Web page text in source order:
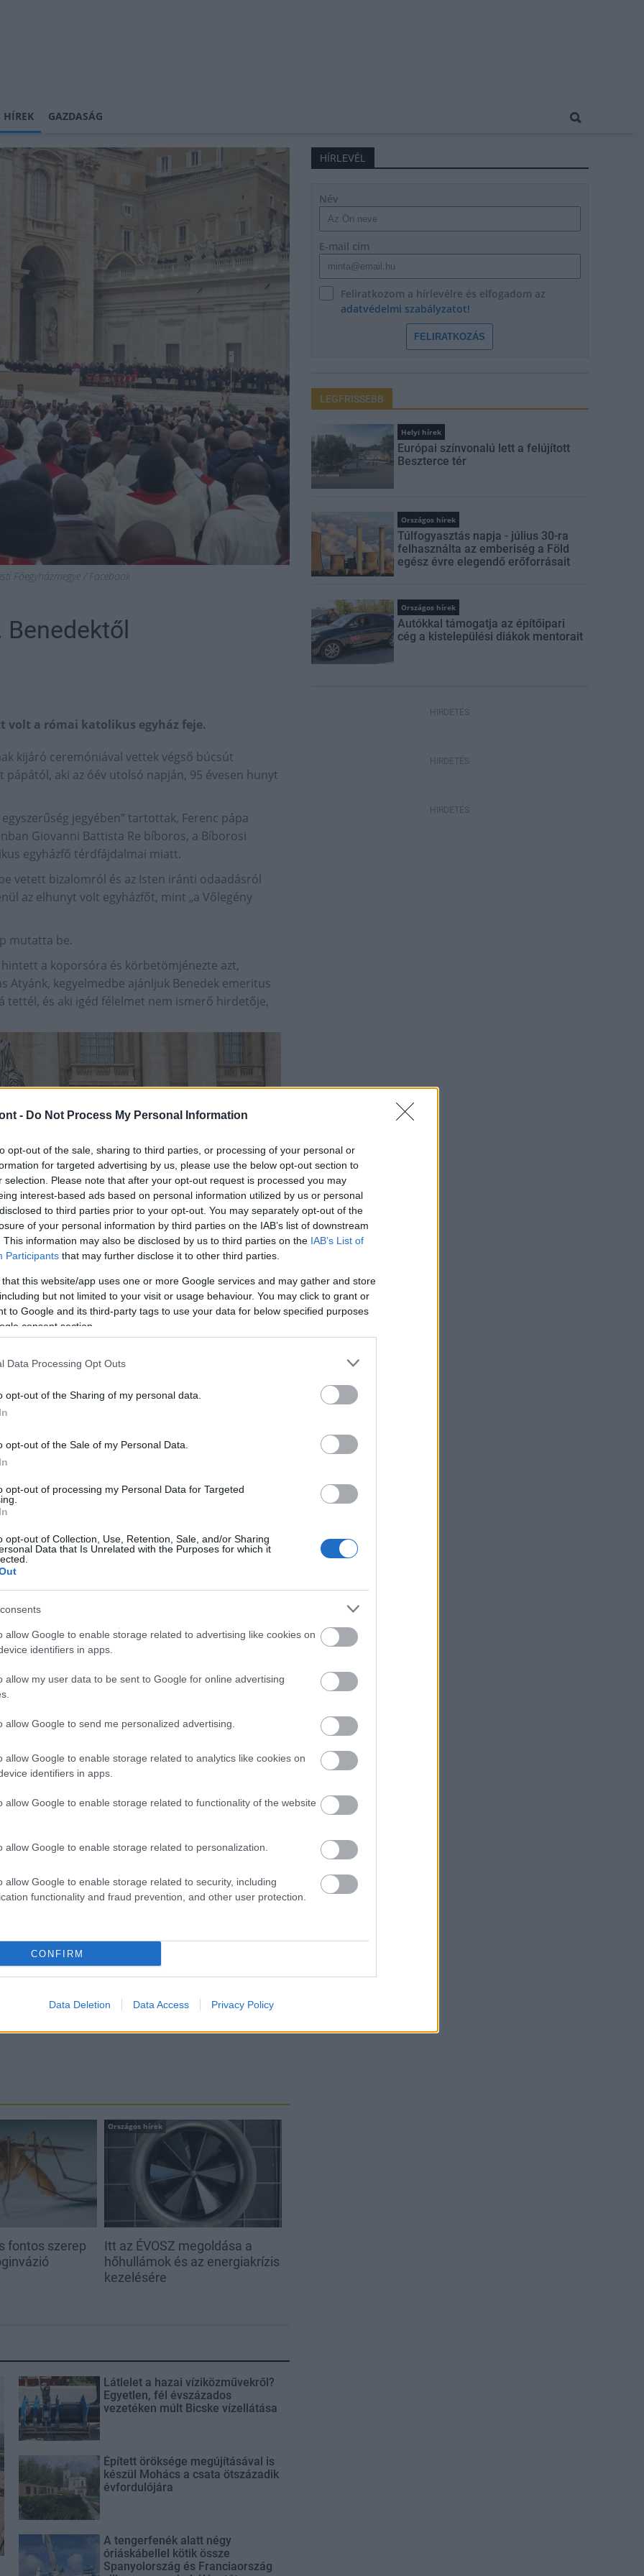
- Do Not Process My Personal Information
opt-out of the sale, sharing to third parties, or processing of your personal or
for targeted advertising by us, please use the below opt-out section to
selection. Please note that after your opt-out request is processed you may
interest-based ads based on personal information utilized by us or personal
to third parties prior to your opt-out. You may separately opt-out of the
of your personal information by third parties on the IAB’s list of downstream
This information may also be disclosed by us to third parties on the IAB’s List of
Participants that may further disclose it to other third parties.
that this website/app uses one or more Google services and may gather and store
but not limited to your visit or usage behaviour. You may click to grant or
to Google and its third-party tags to use your data for below specified purposes
consent section.
Data Processing Opt Outs
opt-out of the Sharing of my personal data.
opt-out of the Sale of my Personal Data.
opt-out of processing my Personal Data for Targeted
opt-out of Collection, Use, Retention, Sale, and/or Sharing
Data that Is Unrelated with the Purposes for which it
allow Google to enable storage related to advertising like cookies on
identifiers in apps.
allow my user data to be sent to Google for online advertising
allow Google to send me personalized advertising.
allow Google to enable storage related to analytics like cookies on
identifiers in apps.
allow Google to enable storage related to functionality of the website
allow Google to enable storage related to personalization.
allow Google to enable storage related to security, including
functionality and fraud prevention, and other user protection.
CONFIRM
Data Deletion Data Access Privacy Policy
HÍREK GAZDASÁG
Főegyházmegye / Facebook
Benedektől
volt a római katolikus egyház feje.
kijáró ceremóniával vettek végső búcsút
aki az óév utolsó napján, 95 évesen hunyt
jegyében” tartottak, Ferenc pápa
Giovanni Battista Re bíboros, a Bíborosi
egyházfő térdfájdalmai miatt.
vetett bizalomról és az Isten iránti odaadásról
az elhunyt volt egyházfőt, mint „a Vőlegény
mutatta be.
a koporsóra és körbetömjénezte azt,
Atyánk, kegyelmedbe ajánljuk Benedek emeritus
tettél, és aki igéd félelmet nem ismerő hirdetője,
Főegyházmegye / Facebook
koporsóvivő visszavitte XVI. Benedeket a Szent
elzárt ceremónián helyezzék végső nyugalomra a
pápa megáldotta, kezével megérintette és
érsek, aki évtizedek óta volt a pápa
cinkkoporsóba, azt pedig egy újabb
szerény sírhelyén helyezték el, ahol elődei közül a
is nyugodott átmenetileg.
az elhunyt műveinek összefoglalását
a néhai egyházfőt. A dokumentum kiemeli, hogy
a hit alapigazságainak terén végzett
mert a katolikus egyház kétezer éves
pápát a hivatalban lévő pápa búcsúztasson.
Pált, őt a most elhunyt pápa búcsúztatta
összegyűltek számát. A gyászolók közül sokan
hazájából, Bajorországból.
és férje, Veres István, valamint Semjén Zsolt
volt a római katolikus egyház feje, 95 éves korában,
hat évszázada az első olyan pápa volt, aki
fontos szerep
Országos hírek
Itt az ÉVOSZ megoldása a
hőhullámok és az energiakrízis
kezelésére
Látlelet a hazai víziközművekről?
Egyetlen, fél évszázados
vezetéken múlt Bicske vízellátása
Épített öröksége megújításával is
készül Mohács a csata ötszázadik
évfordulójára
A tengerfenék alatt négy
óriáskábellel kötik össze
Spanyolország és Franciaország
HÍRLEVÉL
Név
E-mail cím
Feliratkozom a hírlevélre és elfogadom az
adatvédelmi szabályzatot!
FELIRATKOZÁS
LEGFRISSEBB
Helyi hírek
Európai színvonalú lett a felújított
Beszterce tér
Országos hírek
Túlfogyasztás napja - július 30-ra
felhasználta az emberiség a Föld
egész évre elegendő erőforrásait
Országos hírek
Autókkal támogatja az építőipari
cég a kistelepülési diákok mentorait
HIRDETÉS
HIRDETÉS
HIRDETÉS